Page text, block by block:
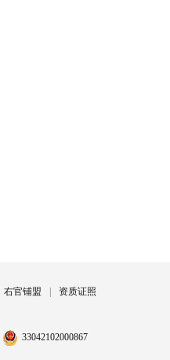
右官铺盟 资质证照
33042102000867